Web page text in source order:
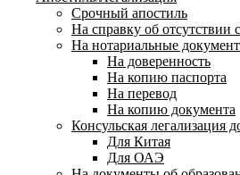
Срочный апостиль
На справку об отсутствии
На нотариальные
На доверенность
На копию паспорта
На перевод
На копию документа
Консульская легализация
Для Китая
Для ОАЭ